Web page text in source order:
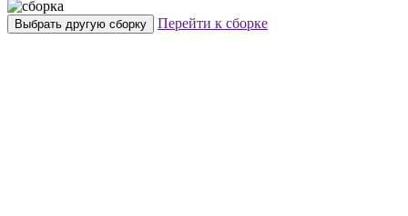
Выбрать другую сборку Перейти к сборке